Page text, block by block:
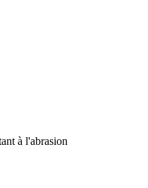
à l'abrasion